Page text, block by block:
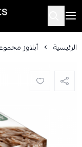
الرئيسية أبلاوز